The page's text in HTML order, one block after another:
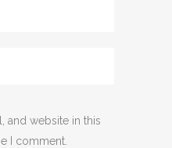
and website in this
I comment.